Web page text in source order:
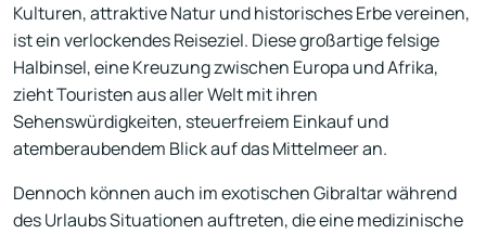
Kulturen, attraktive Natur und historisches Erbe vereinen,
ist ein verlockendes Reiseziel. Diese großartige felsige
Halbinsel, eine Kreuzung zwischen Europa und Afrika,
zieht Touristen aus aller Welt mit ihren
Sehenswürdigkeiten, steuerfreiem Einkauf und
atemberaubendem Blick auf das Mittelmeer an.
Dennoch können auch im exotischen Gibraltar während
des Urlaubs Situationen auftreten, die eine medizinische